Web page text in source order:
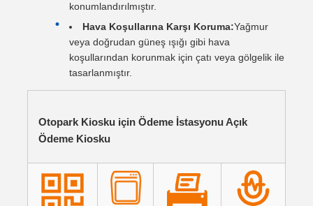
konumlandırılmıştır.
Hava Koşullarına Karşı Koruma:Yağmur
veya doğrudan güneş ışığı gibi hava
koşullarından korunmak için çatı veya gölgelik ile
tasarlanmıştır.
Otopark Kiosku için Ödeme İstasyonu Açık
Ödeme Kiosku